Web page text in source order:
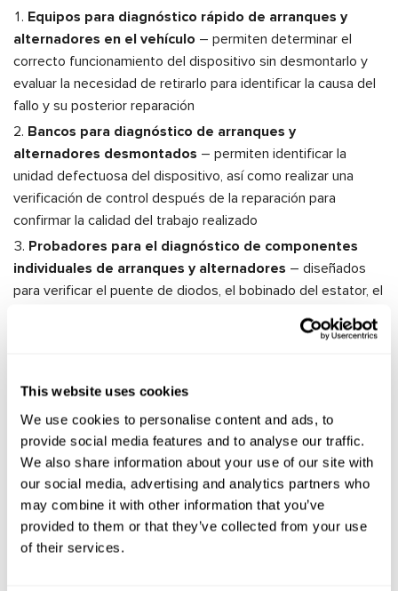
This website uses cookies
We use cookies to personalise content and ads, to
provide social media features and to analyse our traffic.
We also share information about your use of our site with
our social media, advertising and analytics partners who
may combine it with other information that you’ve
provided to them or that they’ve collected from your use
of their services.
Equipos para diagnóstico rápido de arranques y
alternadores en el vehículo – permiten determinar el
correcto funcionamiento del dispositivo sin desmontarlo y
evaluar la necesidad de retirarlo para identificar la causa del
fallo y su posterior reparación
Bancos para diagnóstico de arranques y
alternadores desmontados – permiten identificar la
unidad defectuosa del dispositivo, así como realizar una
verificación de control después de la reparación para
confirmar la calidad del trabajo realizado
Probadores para el diagnóstico de componentes
individuales de arranques y alternadores – diseñados
para verificar el puente de diodos, el bobinado del estator, el
regulador de voltaje del alternador y el solenoide del
Características de los
dispositivos de diagnóstico
para arranques y alternadores
Los bancos de diagnóstico MSG Equipment proporcionan
una verificación completa de una amplia gama de
dispositivos automotrices: alternadores con diferentes